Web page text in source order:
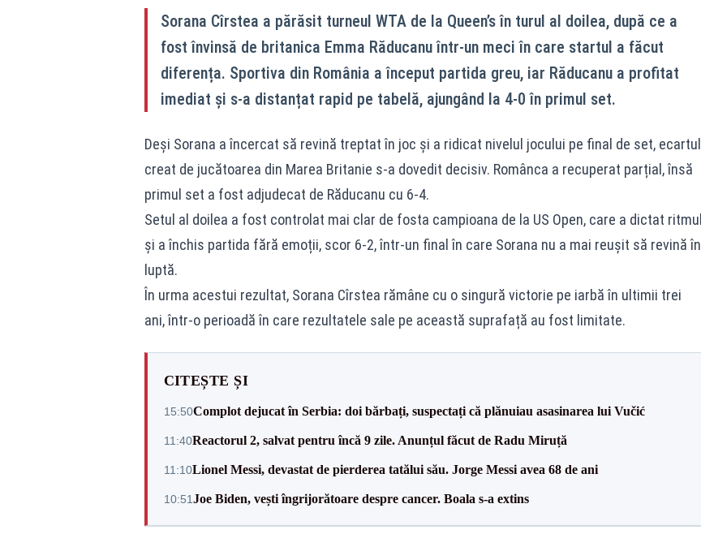
Sorana Cîrstea a părăsit turneul WTA de la Queen’s în turul al doilea, după ce a
fost învinsă de britanica Emma Răducanu într-un meci în care startul a făcut
diferența. Sportiva din România a început partida greu, iar Răducanu a profitat
imediat și s-a distanțat rapid pe tabelă, ajungând la 4-0 în primul set.
Deși Sorana a încercat să revină treptat în joc și a ridicat nivelul jocului pe final de set, ecartul
creat de jucătoarea din Marea Britanie s-a dovedit decisiv. Românca a recuperat parțial, însă
primul set a fost adjudecat de Răducanu cu 6-4.
Setul al doilea a fost controlat mai clar de fosta campioana de la US Open, care a dictat ritmul
și a închis partida fără emoții, scor 6-2, într-un final în care Sorana nu a mai reușit să revină în
luptă.
În urma acestui rezultat, Sorana Cîrstea rămâne cu o singură victorie pe iarbă în ultimii trei
ani, într-o perioadă în care rezultatele sale pe această suprafață au fost limitate.
CITEȘTE ȘI
15:50Complot dejucat în Serbia: doi bărbați, suspectați că plănuiau asasinarea lui Vučić
11:40Reactorul 2, salvat pentru încă 9 zile. Anunțul făcut de Radu Miruță
11:10Lionel Messi, devastat de pierderea tatălui său. Jorge Messi avea 68 de ani
10:51Joe Biden, vești îngrijorătoare despre cancer. Boala s-a extins